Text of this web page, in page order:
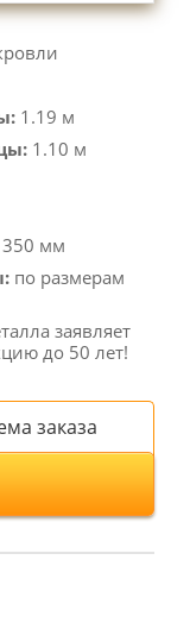
1.19 м
1.10 м
350 мм
по размерам
заявляет
до 50 лет!
заказа